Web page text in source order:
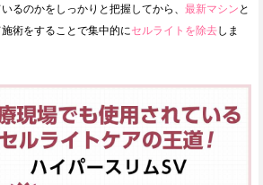
るのかをしっかりと把握してから、 最新マシン と
術をすることで集中的にセルライトを除去しま